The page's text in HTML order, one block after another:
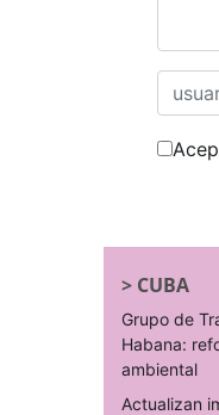
> CUBA
Grupo de
Habana:
ambiental
Actualizan